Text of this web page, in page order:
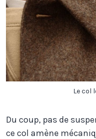
Le col
Du coup, pas de
ce col amène